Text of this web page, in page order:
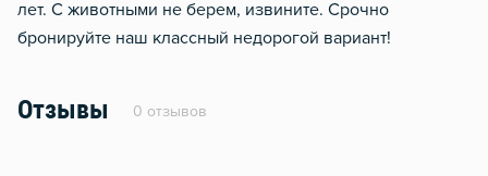
лет. С животными не берем, извините. Срочно
бронируйте наш классный недорогой вариант!
Отзывы 0 отзывов